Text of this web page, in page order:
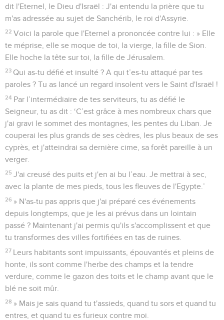
dit l'Eternel, le Dieu d'Israël : J'ai entendu la prière que tu
m'as adressée au sujet de Sanchérib, le roi d'Assyrie.
22 Voici la parole que l'Eternel a prononcée contre lui : » Elle
te méprise, elle se moque de toi, la vierge, la fille de Sion.
Elle hoche la tête sur toi, la fille de Jérusalem.
23 Qui as-tu défié et insulté ? A qui t’es-tu attaqué par tes
paroles ? Tu as lancé un regard insolent vers le Saint d'Israël !
24 Par l’intermédiaire de tes serviteurs, tu as défié le
Seigneur, tu as dit : ‘C’est grâce à mes nombreux chars que
j'ai gravi le sommet des montagnes, les pentes du Liban. Je
couperai les plus grands de ses cèdres, les plus beaux de ses
cyprès, et j'atteindrai sa dernière cime, sa forêt pareille à un
verger.
25 J'ai creusé des puits et j'en ai bu l’eau. Je mettrai à sec,
avec la plante de mes pieds, tous les fleuves de l'Egypte.’
26 » N'as-tu pas appris que j'ai préparé ces événements
depuis longtemps, que je les ai prévus dans un lointain
passé ? Maintenant j'ai permis qu'ils s'accomplissent et que
tu transformes des villes fortifiées en tas de ruines.
27 Leurs habitants sont impuissants, épouvantés et pleins de
honte, ils sont comme l'herbe des champs et la tendre
verdure, comme le gazon des toits et le champ avant que le
blé ne soit mûr.
28 » Mais je sais quand tu t'assieds, quand tu sors et quand tu
entres, et quand tu es furieux contre moi.